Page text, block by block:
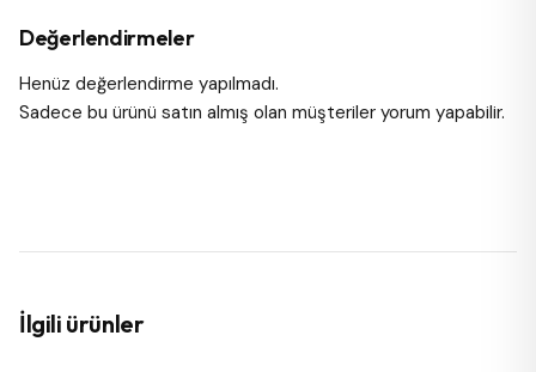
Değerlendirmeler
Henüz değerlendirme yapılmadı.
Sadece bu ürünü satın almış olan müşteriler yorum yapabilir.
İlgili ürünler